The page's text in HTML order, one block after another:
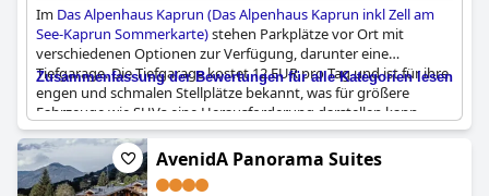
Im Das Alpenhaus Kaprun (Das Alpenhaus Kaprun inkl Zell am
See-Kaprun Sommerkarte)stehen Parkplätze vor Ort mit
verschiedenen Optionen zur Verfügung, darunter eine
Tiefgarage. Die Tiefgarage kostet 12 EUR pro Tag und ist für ihre
engen und schmalen Stellplätze bekannt, was für größere
Fahrzeuge wie SUVs eine Herausforderung darstellen kann.
Obwohl einige die Parkgebühren als hoch empfinden, wird die
Tiefgarage dafür geschätzt, dass sie überdacht ist und einen
gewissen Schutz für die Fahrzeuge bietet. Es gibt auch eine
begrenzte Anzahl von Parkplätzen im Innenhof. Die Enge der
Zusammenfassung der Bewertungen für alle Kategorien lesen
AvenidA Panorama Suites